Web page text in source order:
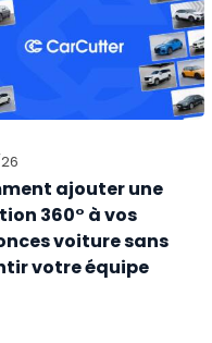
ajouter une
360° à vos
voiture sans
votre équipe